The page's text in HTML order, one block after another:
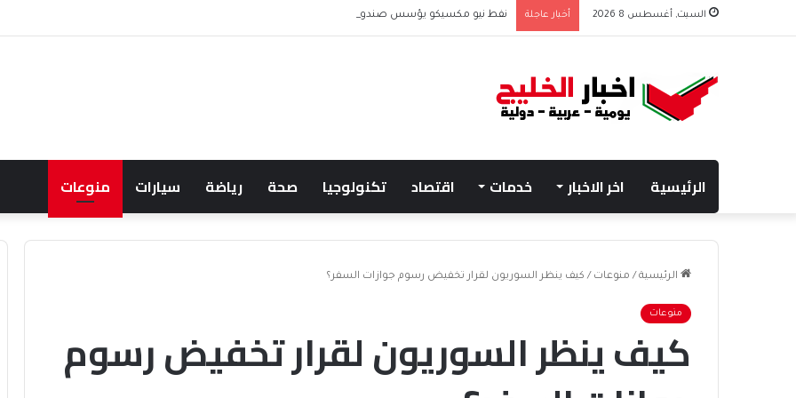
السبت, أغسطس 8 2026 أخبار عاجلة نفط نيو مكسيكو يؤسس صندوق 75 مليار دولار ويشعل جدل الإنفاق
الرئيسية اخر الاخبار خدمات اقتصاد تكنولوجيا صحة رياضة سيارات منوعات
الرئيسية / منوعات / كيف ينظر السوريون لقرار تخفيض رسوم جوازات السفر؟
منوعات
كيف ينظر السوريون لقرار تخفيض رسوم